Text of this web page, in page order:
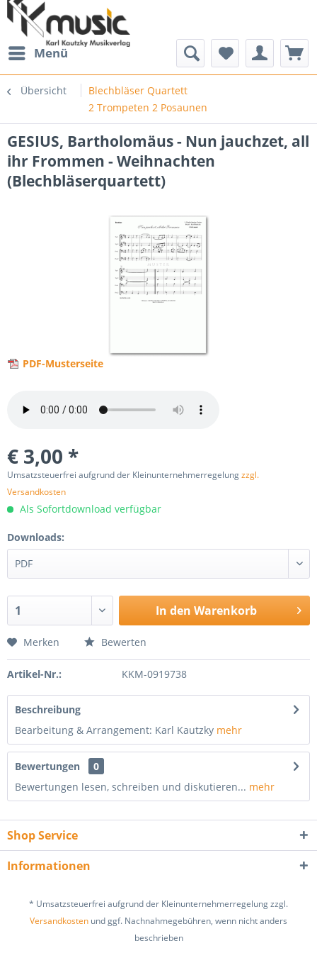
Menü
Übersicht
Blechbläser Quartett
2 Trompeten 2 Posaunen
GESIUS, Bartholomäus - Nun jauchzet, all
ihr Frommen - Weihnachten
(Blechbläserquartett)
PDF-Musterseite
€ 3,00 *
Umsatzsteuerfrei aufgrund der Kleinunternehmerregelungzzgl.
Versandkosten
Als Sofortdownload verfügbar
Downloads:
In den Warenkorb
Merken Bewerten
Artikel-Nr.: KKM-0919738
Beschreibung
Bearbeitung & Arrangement: Karl Kautzky mehr
Bewertungen
0
Bewertungen lesen, schreiben und diskutieren... mehr
Shop Service
Informationen
* Umsatzsteuerfrei aufgrund der Kleinunternehmerregelung zzgl.
Versandkosten und ggf. Nachnahmegebühren, wenn nicht anders
beschrieben